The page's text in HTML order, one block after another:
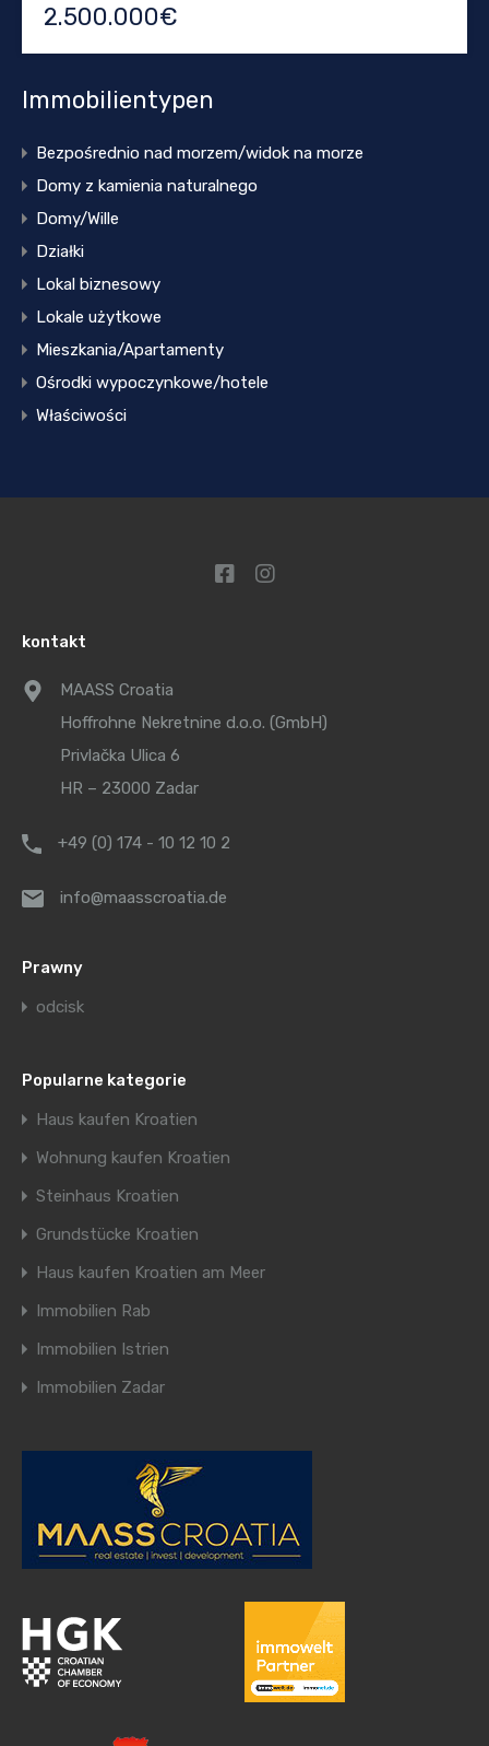
2.500.000€
Immobilientypen
Bezpośrednio nad morzem/widok na morze
Domy z kamienia naturalnego
Domy/Wille
Działki
Lokal biznesowy
Lokale użytkowe
Mieszkania/Apartamenty
Ośrodki wypoczynkowe/hotele
Właściwości
kontakt
MAASS Croatia
Hoffrohne Nekretnine d.o.o. (GmbH)
Privlačka Ulica 6
HR – 23000 Zadar
+49 (0) 174 - 10 12 10 2
info@maasscroatia.de
Prawny
odcisk
Popularne kategorie
Haus kaufen Kroatien
Wohnung kaufen Kroatien
Steinhaus Kroatien
Grundstücke Kroatien
Haus kaufen Kroatien am Meer
Immobilien Rab
Immobilien Istrien
Immobilien Zadar